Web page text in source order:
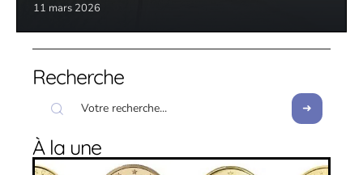
11 mars 2026
Recherche
À la une